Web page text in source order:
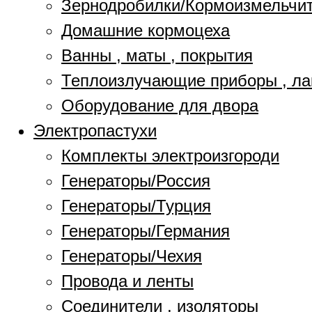
Зернодробилки/
Домашние кормоцеха
Ванны , маты , покрытия
Теплоизлучающие приборы ,
Оборудование для двора
Электропастухи
Комплекты электроизгороди
Генераторы/Россия
Генераторы/Турция
Генераторы/Германия
Генераторы/Чехия
Провода и ленты
Соединители , изоляторы